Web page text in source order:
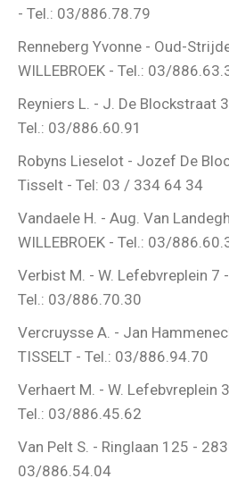
- Tel.: 03/886.78.79
Renneberg Yvonne - Oud-
WILLEBROEK - Tel.: 03/
Reyniers L. - J. De Blockstraat
Tel.: 03/886.60.91
Robyns Lieselot - Jozef De
Tisselt - Tel: 03 / 334 64 34
Vandaele H. - Aug. Van
WILLEBROEK - Tel.: 03/
Verbist M. - W. Lefebvreplein 7
Tel.: 03/886.70.30
Vercruysse A. - Jan
TISSELT - Tel.: 03/886.94.70
Verhaert M. - W. Lefebvreplein
Tel.: 03/886.45.62
Van Pelt S. - Ringlaan 125 -
03/886.54.04